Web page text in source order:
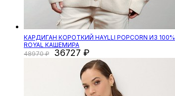
КАРДИГАН КОРОТКИЙ HAYLLI POPCORN ИЗ 100%
ROYAL КАШЕМИРА
48970
36727